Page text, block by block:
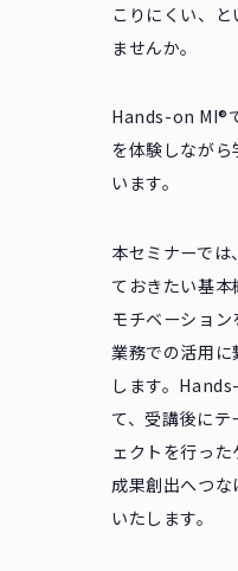
こりにくい、
ませんか。
Hands-on MI®
を体験しなが
います。
本セミナーでは
ておきたい基
モチベーショ
業務での活用
します。
て、受講後にテ
ェクトを行った
成果創出へつ
いたします。